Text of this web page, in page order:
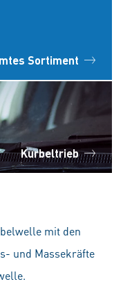
Sortiment
Kurbeltrieb
mit den
und Massekräfte